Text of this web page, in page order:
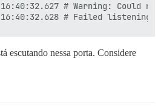
16:40:32.627 # Warning:
escutando nessa porta. Considere